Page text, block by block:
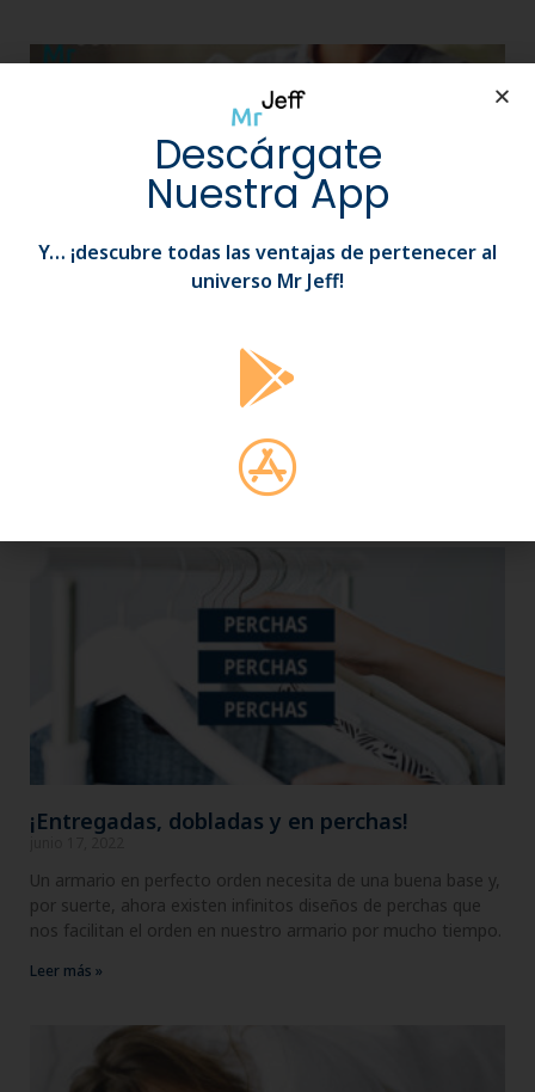
Hablemos sobre un producto económico y eficaz para
conocido como oxígeno activo.
¡Entregadas, dobladas y en perchas!
Un armario en perfecto orden necesita de una buena base y,
por suerte, ahora existen infinitos diseños de perchas que
nos facilitan el orden en nuestro armario por mucho tiempo.
Leer más »
Descárgate
Nuestra App
Y… ¡descubre todas las ventajas de pertenecer al
universo Mr Jeff!